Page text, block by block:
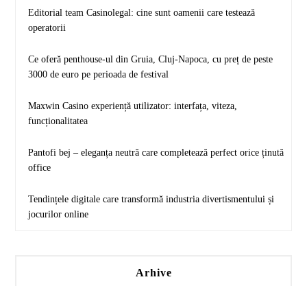
Editorial team Casinolegal: cine sunt oamenii care testează
operatorii
Ce oferă penthouse-ul din Gruia, Cluj-Napoca, cu preț de peste
3000 de euro pe perioada de festival
Maxwin Casino experiență utilizator: interfața, viteza,
funcționalitatea
Pantofi bej – eleganța neutră care completează perfect orice ținută
office
Tendințele digitale care transformă industria divertismentului și
jocurilor online
Arhive